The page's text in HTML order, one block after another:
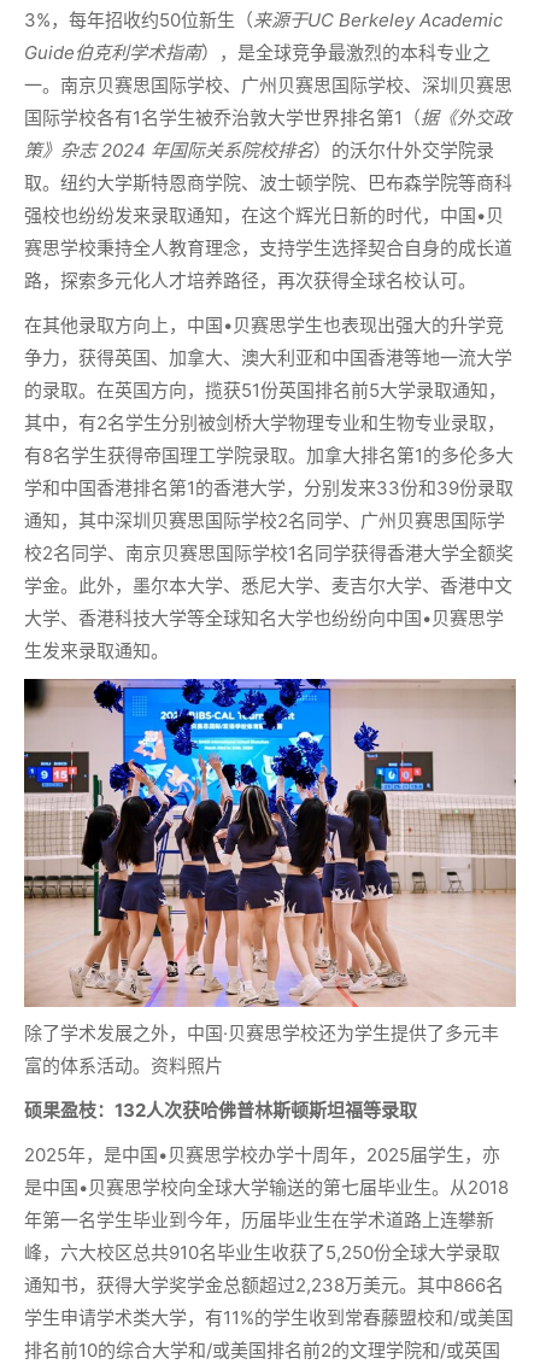
3%，每年招收约50位新生（来源于UC Berkeley Academic
Guide伯克利学术指南），是全球竞争最激烈的本科专业之
一。南京贝赛思国际学校、广州贝赛思国际学校、深圳贝赛思
国际学校各有1名学生被乔治敦大学世界排名第1（据《外交政
策》杂志2024 年国际关系院校排名）的沃尔什外交学院录
取。纽约大学斯特恩商学院、波士顿学院、巴布森学院等商科
强校也纷纷发来录取通知，在这个辉光日新的时代，中国•贝
赛思学校秉持全人教育理念，支持学生选择契合自身的成长道
路，探索多元化人才培养路径，再次获得全球名校认可。
在其他录取方向上，中国•贝赛思学生也表现出强大的升学竞
争力，获得英国、加拿大、澳大利亚和中国香港等地一流大学
的录取。在英国方向，揽获51份英国排名前5大学录取通知，
其中，有2名学生分别被剑桥大学物理专业和生物专业录取，
有8名学生获得帝国理工学院录取。加拿大排名第1的多伦多大
学和中国香港排名第1的香港大学，分别发来33份和39份录取
通知，其中深圳贝赛思国际学校2名同学、广州贝赛思国际学
校2名同学、南京贝赛思国际学校1名同学获得香港大学全额奖
学金。此外，墨尔本大学、悉尼大学、麦吉尔大学、香港中文
大学、香港科技大学等全球知名大学也纷纷向中国•贝赛思学
生发来录取通知。
除了学术发展之外，中国·贝赛思学校还为学生提供了多元丰
富的体系活动。资料照片
硕果盈枝： 132人次获哈佛普林斯顿斯坦福等录取
2025年，是中国•贝赛思学校办学十周年，2025届学生，亦
是中国•贝赛思学校向全球大学输送的第七届毕业生。从2018
年第一名学生毕业到今年，历届毕业生在学术道路上连攀新
峰，六大校区总共910名毕业生收获了5,250份全球大学录取
通知书，获得大学奖学金总额超过2,238万美元。其中866名
学生申请学术类大学，有11%的学生收到常春藤盟校和/或美国
排名前10的综合大学和/或美国排名前2的文理学院和/或英国